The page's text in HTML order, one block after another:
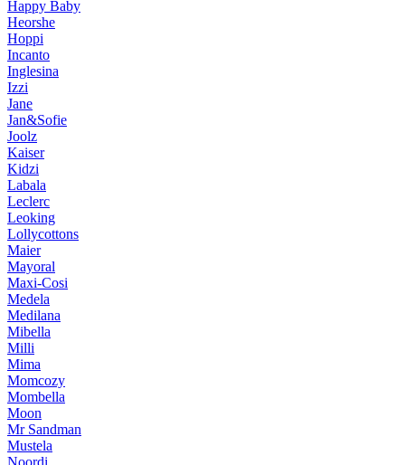
Happy Baby
Heorshe
Hoppi
Incanto
Inglesina
Izzi
Jane
Jan&Sofie
Joolz
Kaiser
Kidzi
Labala
Leclerc
Leoking
Lollycottons
Maier
Mayoral
Maxi-Cosi
Medela
Medilana
Mibella
Milli
Mima
Momcozy
Mombella
Moon
Mr Sandman
Mustela
Noordi